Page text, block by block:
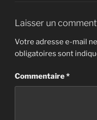
Laisser un
Votre adresse e-mail
obligatoires sont
Commentaire*